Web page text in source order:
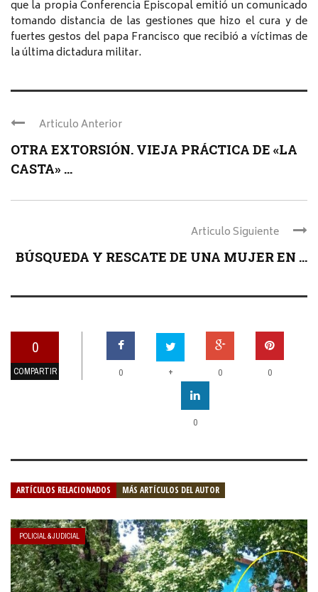
que la propia Conferencia Episcopal emitió un comunicado
tomando distancia de las gestiones que hizo el cura y de
fuertes gestos del papa Francisco que recibió a víctimas de
la última dictadura militar.
Articulo Anterior
OTRA EXTORSIÓN. VIEJA PRÁCTICA DE «LA
CASTA» ...
Articulo Siguiente
BÚSQUEDA Y RESCATE DE UNA MUJER EN ...
0
COMPARTIR 0 + 0 0
0
ARTÍCULOS RELACIONADOS MÁS ARTÍCULOS DEL AUTOR
POLICIAL & JUDICIAL